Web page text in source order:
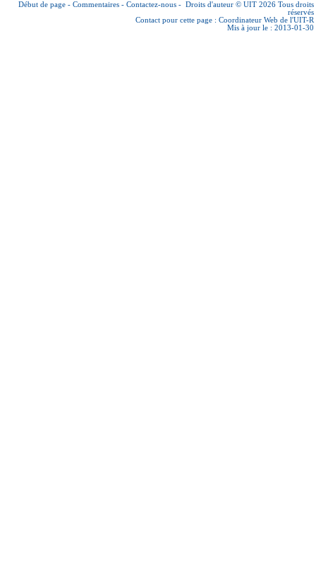
Début de page - Commentaires - Contactez-nous - Droits d'auteur © UIT 2026 Tous droits
réservés
Contact pour cette page : Coordinateur Web de l'UIT-R
Mis à jour le : 2013-01-30